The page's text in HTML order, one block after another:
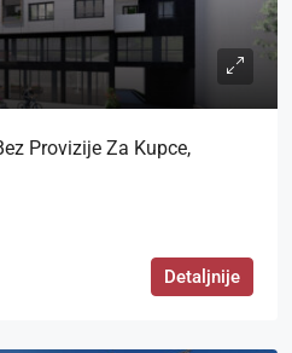
Provizije Za Kupce,
Detaljnije